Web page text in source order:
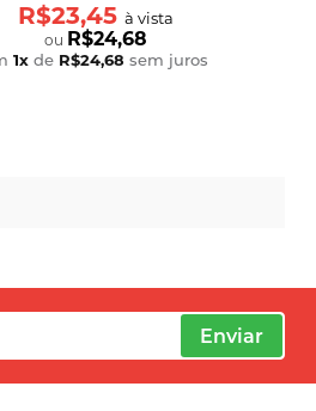
ou R$24,68
1x de R$24,68 sem juros
R$23,45 à vista
Enviar